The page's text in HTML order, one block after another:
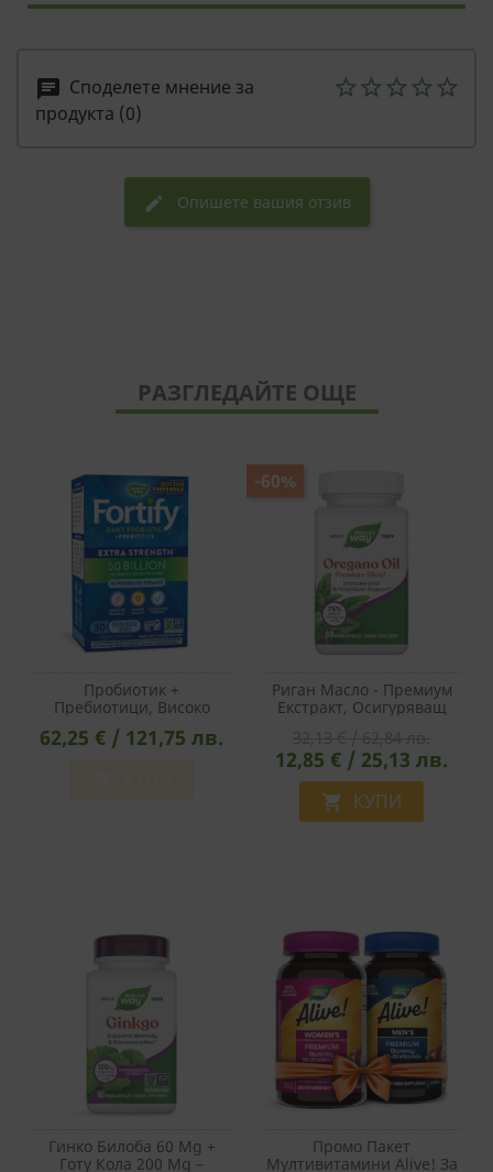
chat Споделете мнение за
продукта (0)
edit Опишете вашия отзив
РАЗГЛЕДАЙТЕ ОЩЕ
Пробиотик +
Пребиотици, Високо
Дозирани - Fortify
Probiotic Extra Strength,
62,25 € / 121,75 лв.
Риган Масло - Премиум
Екстракт, Осигуряващ
Инфекции, 60 Капсули
12,85 € / 25,13 лв.
 КУПИ
-60%
Гинко Билоба 60 Mg +
Готу Кола 200 Mg –
Промо Пакет
Мултивитамини Alive! За